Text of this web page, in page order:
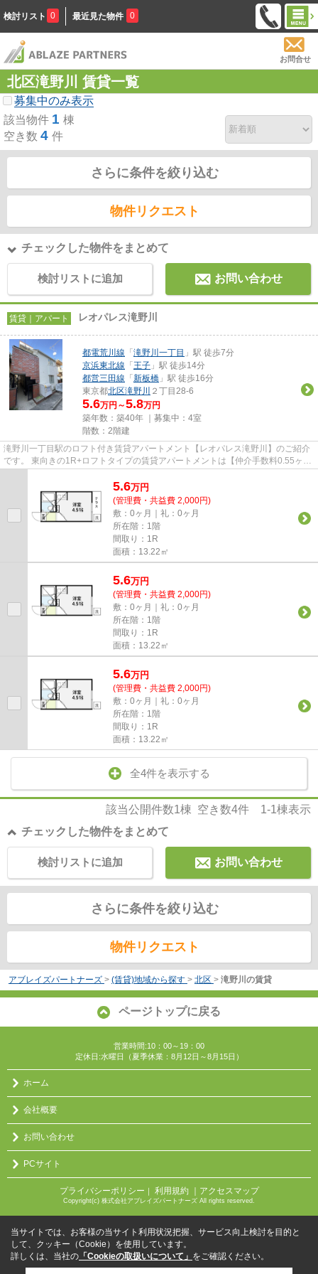
検討リスト 0 最近見た物件 0
お問合せ
北区滝野川 賃貸一覧
募集中のみ表示
該当物件 1 棟
空き数 4 件
さらに条件を絞り込む
物件リクエスト
チェックした物件をまとめて
検討リストに追加 お問い合わせ
賃貸｜アパート レオパレス滝野川
都電荒川線 「 滝野川一丁目 」駅 徒歩7分
京浜東北線 「 王子 」駅 徒歩14分
都営三田線 「 新板橋 」駅 徒歩16分
東京都北区滝野川 ２丁目28-6
5.6万円～5.8万円
築年数：築40年 ｜募集中： 4室
階数：2階建
滝野川一丁目駅のロフト付き賃貸アパートメント【レオパレス滝野川】のご紹介
です。 東向きの1R+ロフトタイプの賃貸アパートメントは【仲介手数料0.55ヶ
5.6万円
(管理費・共益費 2,000円)
敷：0ヶ月｜礼：0ヶ月
所在階：1階
間取り：1R
面積：13.22㎡
5.6万円
(管理費・共益費 2,000円)
敷：0ヶ月｜礼：0ヶ月
所在階：1階
間取り：1R
面積：13.22㎡
5.6万円
(管理費・共益費 2,000円)
敷：0ヶ月｜礼：0ヶ月
所在階：1階
間取り：1R
面積：13.22㎡
全4件を表示する
該当公開件数1棟 空き数4件 1-1棟表示
チェックした物件をまとめて
お問い合わせ
検討リストに追加
さらに条件を絞り込む
物件リクエスト
アブレイズパートナーズ > (賃貸)地域から探す > 北区 > 滝野川の賃貸
ページトップに戻る
営業時間:10：00～19：00
定休日:水曜日（夏季休業：8月12日～8月15日）
ホーム
会社概要
お問い合わせ
PCサイト
プライバシーポリシー ｜ 利用規約 ｜アクセスマップ
Copyright(c) 株式会社アブレイズパートナーズ All rights reserved.
当サイトでは、お客様の当サイト利用状況把握、サービス向上検討を目的と
して、クッキー（Cookie）を使用しています。
詳しくは、当社の 「Cookieの取扱いについて」 をご確認ください。